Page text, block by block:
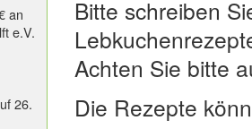
Bitte schreiben
Achten Sie bitte
Die Rezepte
an
e.V.
26.